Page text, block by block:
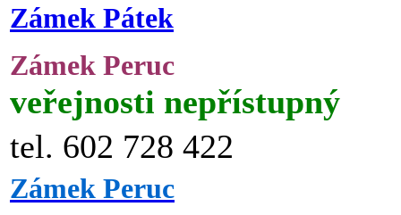
Zámek Pátek
Zámek Peruc
veřejnosti nepřístupný
tel. 602 728 422
Zámek Peruc